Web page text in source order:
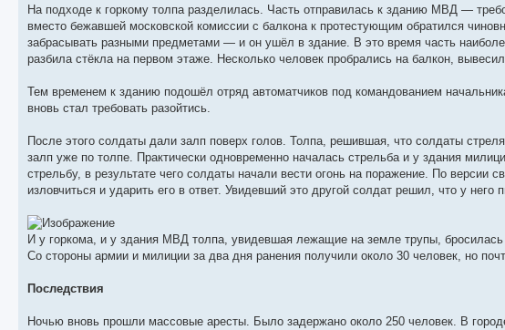
На подходе к горкому толпа разделилась. Часть отправилась к зданию МВД —
вместо бежавшей московской комиссии с балкона к протестующим обратился
забрасывать разными предметами — и он ушёл в здание. В это время часть
разбила стёкла на первом этаже. Несколько человек пробрались на балкон,
Тем временем к зданию подошёл отряд автоматчиков под командованием
вновь стал требовать разойтись.
После этого солдаты дали залп поверх голов. Толпа, решившая, что солдаты
залп уже по толпе. Практически одновременно началась стрельба и у здания
стрельбу, в результате чего солдаты начали вести огонь на поражение. По версии
изловчиться и ударить его в ответ. Увидевший это другой солдат решил, что у него
И у горкома, и у здания МВД толпа, увидевшая лежащие на земле трупы,
Со стороны армии и милиции за два дня ранения получили около 30 человек, но
Последствия
Ночью вновь прошли массовые аресты. Было задержано около 250 человек. В